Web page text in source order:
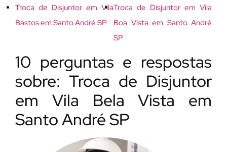
Troca de Disjuntor em Vila
Bastos em Santo André SP
Troca de Disjuntor em Vila
Boa Vista em Santo André
SP
10 perguntas e respostas
sobre: Troca de Disjuntor
em Vila Bela Vista em
Santo André SP